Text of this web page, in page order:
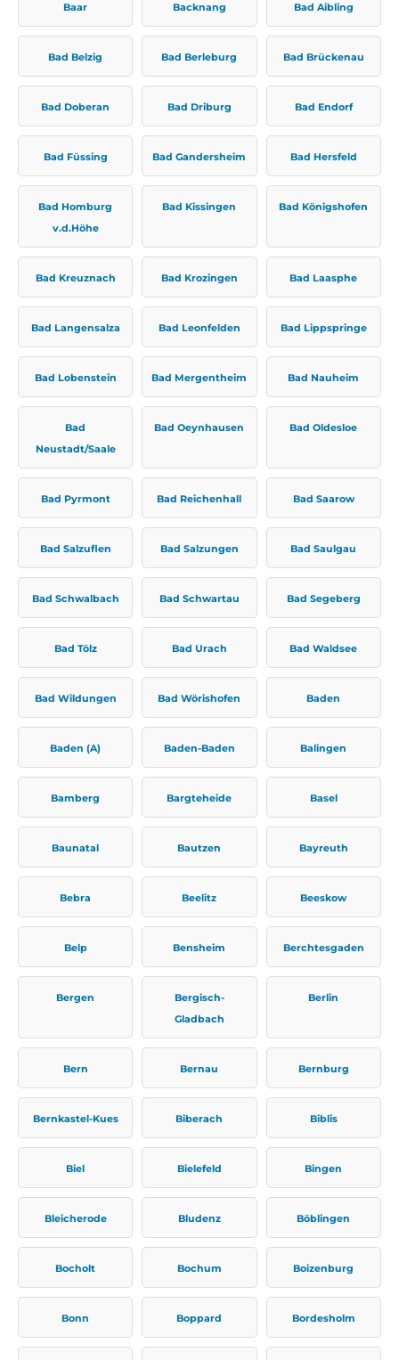
Baar Backnang Bad Aibling
Bad Belzig Bad Berleburg Bad Brückenau
Bad Doberan Bad Driburg Bad Endorf
Bad Füssing Bad Gandersheim Bad Hersfeld
Bad Homburg
v.d.Höhe
Bad Kissingen Bad Königshofen
Bad Kreuznach Bad Krozingen Bad Laasphe
Bad Langensalza Bad Leonfelden Bad Lippspringe
Bad Lobenstein Bad Mergentheim Bad Nauheim
Bad
Neustadt/Saale
Bad Oeynhausen Bad Oldesloe
Bad Pyrmont Bad Reichenhall Bad Saarow
Bad Salzuflen Bad Salzungen Bad Saulgau
Bad Schwalbach Bad Schwartau Bad Segeberg
Bad Tölz Bad Urach Bad Waldsee
Bad Wildungen Bad Wörishofen Baden
Baden (A) Baden-Baden Balingen
Bamberg Bargteheide Basel
Baunatal Bautzen Bayreuth
Bebra Beelitz Beeskow
Belp Bensheim Berchtesgaden
Bergen
Bergisch-
Gladbach
Berlin
Bern Bernau Bernburg
Bernkastel-Kues Biberach Biblis
Biel Bielefeld Bingen
Bleicherode Bludenz Böblingen
Bocholt Bochum Boizenburg
Bonn Boppard Bordesholm